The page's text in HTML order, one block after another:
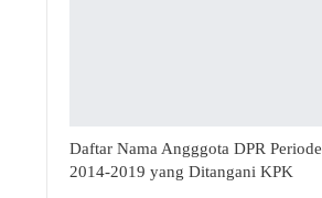
Daftar Nama Angggota DPR Periode
2014-2019 yang Ditangani KPK